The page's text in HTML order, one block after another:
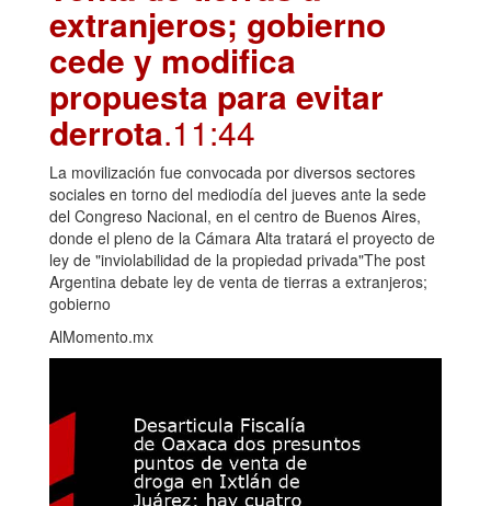
extranjeros; gobierno
cede y modifica
propuesta para evitar
derrota.11:44
La movilización fue convocada por diversos sectores
sociales en torno del mediodía del jueves ante la sede
del Congreso Nacional, en el centro de Buenos Aires,
donde el pleno de la Cámara Alta tratará el proyecto de
ley de "inviolabilidad de la propiedad privada"The post
Argentina debate ley de venta de tierras a extranjeros;
gobierno
AlMomento.mx